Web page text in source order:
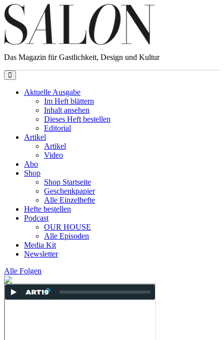
Das Magazin für Gastlichkeit, Design und Kultur
Aktuelle Ausgabe
Im Heft blättern
Inhalt ansehen
Dieses Heft bestellen
Editorial
Artikel
Artikel
Video
Abo
Shop
Shop Startseite
Geschenkpapier
Alle Einzelhefte
Hefte bestellen
Podcast
OUR HOUSE
Alle Episoden
Media Kit
Newsletter
Alle Folgen